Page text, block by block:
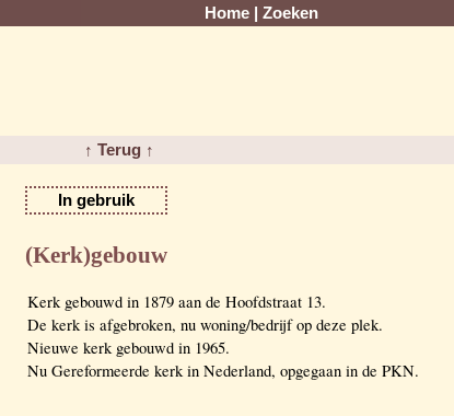
Home Zoeken
↑ Terug ↑
In gebruik
(Kerk)gebouw
Kerk gebouwd in 1879 aan de Hoofdstraat 13.
De kerk is afgebroken, nu woning/bedrijf op deze plek.
Nieuwe kerk gebouwd in 1965.
Nu Gereformeerde kerk in Nederland, opgegaan in de PKN.